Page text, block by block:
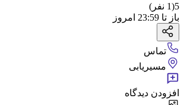
5
(
1 نفر)
باز تا 23:59 امروز
تماس
مسیریابی
افزودن دیدگاه